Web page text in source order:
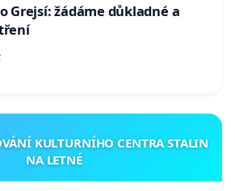
Grejsí: žádáme důkladné a
KULTURNÍHO CENTRA STALIN
NA LETNÉ